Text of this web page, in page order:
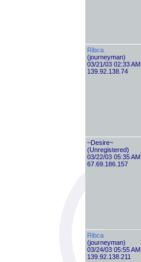
Ribca
(journeyman)
03/21/03 02:33 AM
139.92.138.74
~Desire~
(Unregistered)
03/22/03 05:35 AM
67.69.186.157
Ribca
(journeyman)
03/24/03 05:55 AM
139.92.138.211